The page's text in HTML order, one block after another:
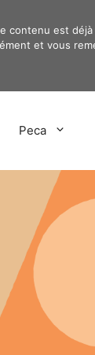
est
et vous
Peca